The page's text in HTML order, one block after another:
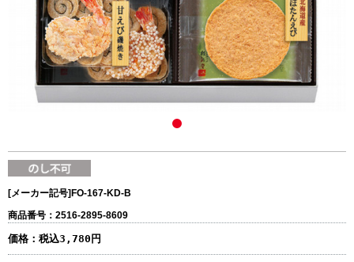
[メーカー記号] FO-167-KD-B
商品番号：2516-2895-8609
価格： 税込3,780円